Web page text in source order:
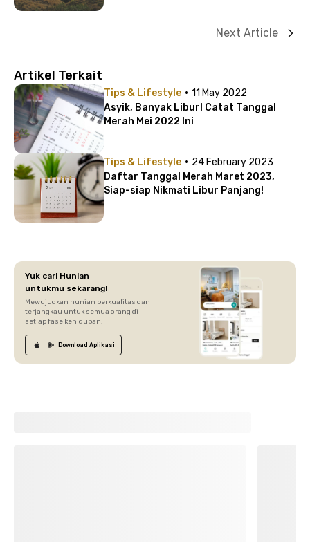
Next Article
Artikel Terkait
Tips & Lifestyle · 11 May 2022
Asyik, Banyak Libur! Catat Tanggal
Merah Mei 2022 Ini
Tips & Lifestyle · 24 February 2023
Daftar Tanggal Merah Maret 2023,
Siap-siap Nikmati Libur Panjang!
Yuk cari Hunian
untukmu sekarang!
Mewujudkan hunian berkualitas dan
terjangkau untuk semua orang di
setiap fase kehidupan.
Download Aplikasi